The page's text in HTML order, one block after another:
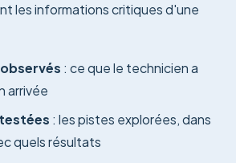
les informations critiques d'une
: ce que le technicien a
arrivée
: les pistes explorées, dans
quels résultats